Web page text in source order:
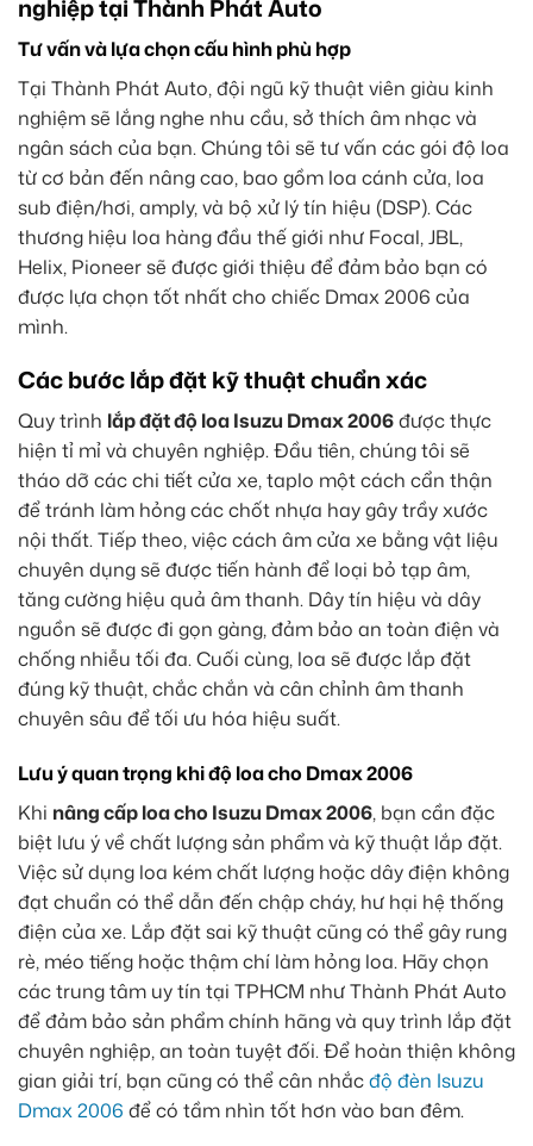
nghiệp tại Thành Phát Auto
Tư vấn và lựa chọn cấu hình phù hợp
Tại Thành Phát Auto, đội ngũ kỹ thuật viên giàu kinh
nghiệm sẽ lắng nghe nhu cầu, sở thích âm nhạc và
ngân sách của bạn. Chúng tôi sẽ tư vấn các gói độ loa
từ cơ bản đến nâng cao, bao gồm loa cánh cửa, loa
sub điện/hơi, amply, và bộ xử lý tín hiệu (DSP). Các
thương hiệu loa hàng đầu thế giới như Focal, JBL,
Helix, Pioneer sẽ được giới thiệu để đảm bảo bạn có
được lựa chọn tốt nhất cho chiếc Dmax 2006 của
mình.
Các bước lắp đặt kỹ thuật chuẩn xác
Quy trình lắp đặt độ loa Isuzu Dmax 2006được thực
hiện tỉ mỉ và chuyên nghiệp. Đầu tiên, chúng tôi sẽ
tháo dỡ các chi tiết cửa xe, taplo một cách cẩn thận
để tránh làm hỏng các chốt nhựa hay gây trầy xước
nội thất. Tiếp theo, việc cách âm cửa xe bằng vật liệu
chuyên dụng sẽ được tiến hành để loại bỏ tạp âm,
tăng cường hiệu quả âm thanh. Dây tín hiệu và dây
nguồn sẽ được đi gọn gàng, đảm bảo an toàn điện và
chống nhiễu tối đa. Cuối cùng, loa sẽ được lắp đặt
đúng kỹ thuật, chắc chắn và cân chỉnh âm thanh
chuyên sâu để tối ưu hóa hiệu suất.
Lưu ý quan trọng khi độ loa cho Dmax 2006
Khi nâng cấp loa cho Isuzu Dmax 2006, bạn cần đặc
biệt lưu ý về chất lượng sản phẩm và kỹ thuật lắp đặt.
Việc sử dụng loa kém chất lượng hoặc dây điện không
đạt chuẩn có thể dẫn đến chập cháy, hư hại hệ thống
điện của xe. Lắp đặt sai kỹ thuật cũng có thể gây rung
rè, méo tiếng hoặc thậm chí làm hỏng loa. Hãy chọn
các trung tâm uy tín tại TPHCM như Thành Phát Auto
để đảm bảo sản phẩm chính hãng và quy trình lắp đặt
chuyên nghiệp, an toàn tuyệt đối. Để hoàn thiện không
gian giải trí, bạn cũng có thể cân nhắcđộ đèn Isuzu
Dmax 2006 để có tầm nhìn tốt hơn vào ban đêm.